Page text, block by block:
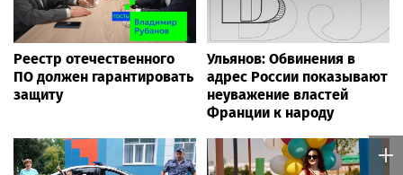
Реестр отечественного
ПО должен гарантировать
защиту
Ульянов: Обвинения в
адрес России показывают
неуважение властей
Франции к народу